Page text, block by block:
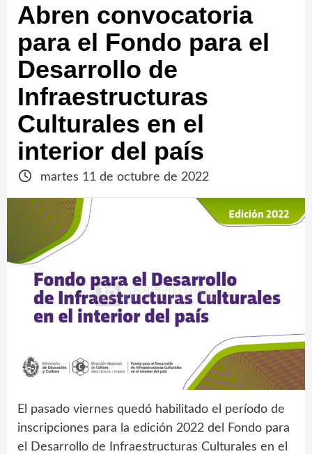
Abren convocatoria
para el Fondo para el
Desarrollo de
Infraestructuras
Culturales en el
interior del país
martes 11 de octubre de 2022
El pasado viernes quedó habilitado el período de
inscripciones para la edición 2022 del Fondo para
el Desarrollo de Infraestructuras Culturales en el